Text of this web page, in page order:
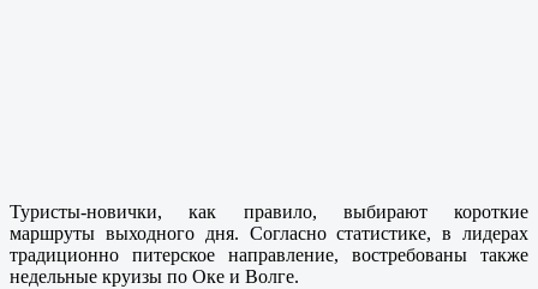
Туристы-новички, как правило, выбирают короткие
маршруты выходного дня. Согласно статистике, в лидерах
традиционно питерское направление, востребованы также
недельные круизы по Оке и Волге.